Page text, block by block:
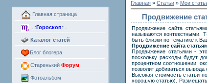
Главная страница
..:: Гороскоп::..
Каталог статей
Блог блогера
Старенький Форум
Фотоальбом
Главная » Статьи » Мои
Продвижение
Продвижение сайта
называются контекстными.
быть близки по тематике к
Продвижение сайта
Продвижение статьями -
поскольку расходы будут
процентном соотношении:
позволит добиваться вывода
Высокая стоимость статьи
хорошую статью).